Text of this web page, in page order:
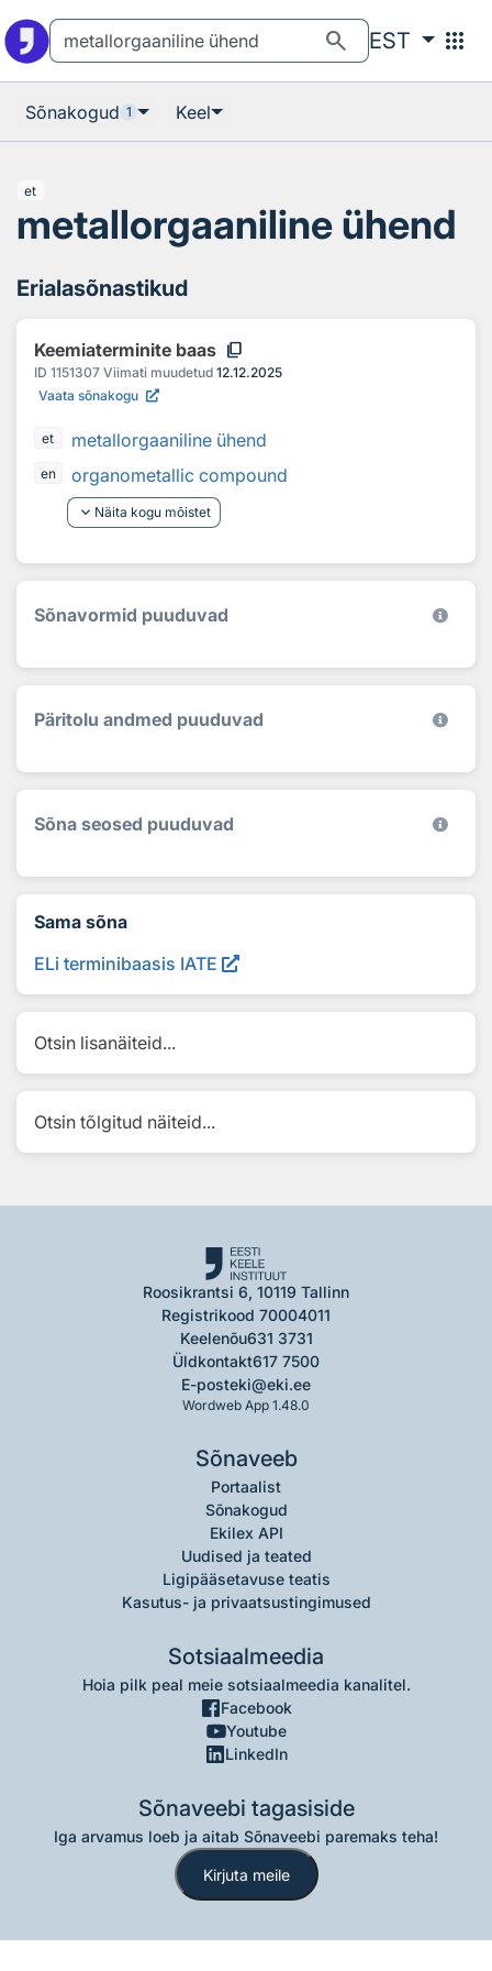
search EST apps
Sõnakogud 1 Keel
et
metallorgaaniline ühend
Erialasõnastikud
Keemiaterminite baas content_copy
ID 1151307 Viimati muudetud 12.12.2025
Vaata sõnakogu
et metallorgaaniline ühend
en
organometallic compound
keyboard_arrow_down Näita kogu mõistet
Sõnavormid puuduvad
Päritolu andmed puuduvad
Sõna seosed puuduvad
Sama sõna
ELi terminibaasis IATE
Otsin lisanäiteid...
Otsin tõlgitud näiteid...
Roosikrantsi 6, 10119 Tallinn
Registrikood 70004011
Keelenõu631 3731
Üldkontakt617 7500
E-posteki@eki.ee
Wordweb App 1.48.0
Sõnaveeb
Portaalist
Sõnakogud
Ekilex API
Uudised ja teated
Ligipääsetavuse teatis
Kasutus- ja privaatsustingimused
Sotsiaalmeedia
Hoia pilk peal meie sotsiaalmeedia kanalitel.
Facebook
Youtube
LinkedIn
Sõnaveebi tagasiside
Iga arvamus loeb ja aitab Sõnaveebi paremaks teha!
Kirjuta meile